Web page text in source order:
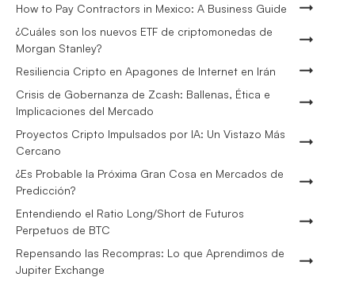
How to Pay Contractors in Mexico: A Business Guide
¿Cuáles son los nuevos ETF de criptomonedas de
Morgan Stanley?
Resiliencia Cripto en Apagones de Internet en Irán
Crisis de Gobernanza de Zcash: Ballenas, Ética e
Implicaciones del Mercado
Proyectos Cripto Impulsados por IA: Un Vistazo Más
Cercano
¿Es Probable la Próxima Gran Cosa en Mercados de
Predicción?
Entendiendo el Ratio Long/Short de Futuros
Perpetuos de BTC
Repensando las Recompras: Lo que Aprendimos de
Jupiter Exchange